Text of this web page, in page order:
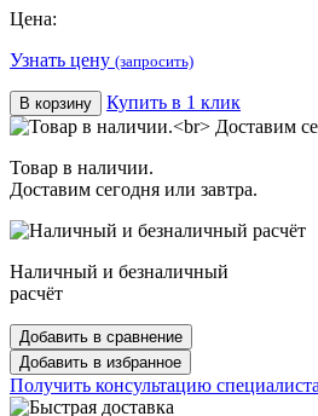
Цена:
Узнать цену (запросить)
В корзину Купить в 1 клик
Товар в наличии.
Доставим сегодня или завтра.
Наличный и безналичный
расчёт
Добавить в сравнение
Добавить в избранное
Получить консультацию специалиста